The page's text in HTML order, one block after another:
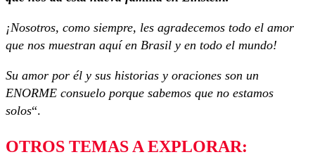
¡Nosotros, como siempre, les agradecemos todo el amor
que nos muestran aquí en Brasil y en todo el mundo!
Su amor por él y sus historias y oraciones son un
ENORME consuelo porque sabemos que no estamos
solos“.
OTROS TEMAS A EXPLORAR: